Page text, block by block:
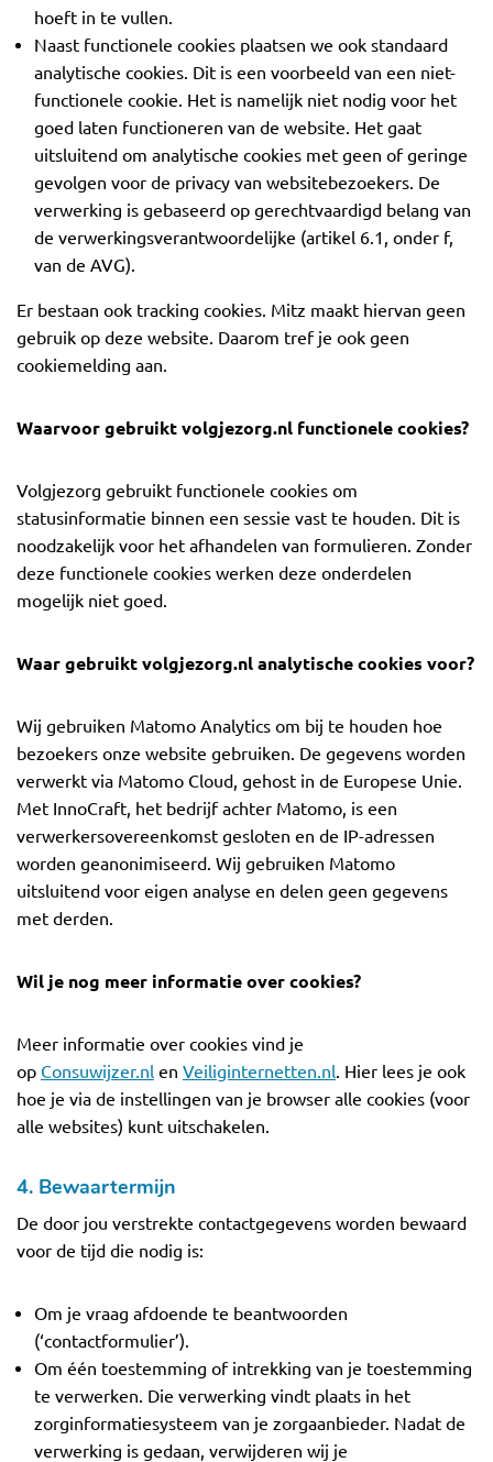
hoeft in te vullen.
Naast functionele cookies plaatsen we ook standaard
analytische cookies. Dit is een voorbeeld van een niet-
functionele cookie. Het is namelijk niet nodig voor het
goed laten functioneren van de website. Het gaat
uitsluitend om analytische cookies met geen of geringe
gevolgen voor de privacy van websitebezoekers. De
verwerking is gebaseerd op gerechtvaardigd belang van
de verwerkingsverantwoordelijke (artikel 6.1, onder f,
van de AVG).
Er bestaan ook tracking cookies. Mitz maakt hiervan geen
gebruik op deze website. Daarom tref je ook geen
cookiemelding aan.
Waarvoor gebruikt volgjezorg.nl functionele cookies?
Volgjezorg gebruikt functionele cookies om
statusinformatie binnen een sessie vast te houden. Dit is
noodzakelijk voor het afhandelen van formulieren. Zonder
deze functionele cookies werken deze onderdelen
mogelijk niet goed.
Waar gebruikt volgjezorg.nl analytische cookies voor?
Wij gebruiken Matomo Analytics om bij te houden hoe
bezoekers onze website gebruiken. De gegevens worden
verwerkt via Matomo Cloud, gehost in de Europese Unie.
Met InnoCraft, het bedrijf achter Matomo, is een
verwerkersovereenkomst gesloten en de IP-adressen
worden geanonimiseerd. Wij gebruiken Matomo
uitsluitend voor eigen analyse en delen geen gegevens
met derden.
Wil je nog meer informatie over cookies?
Meer informatie over cookies vind je
op Consuwijzer.nl en Veiliginternetten.nl. Hier lees je ook
hoe je via de instellingen van je browser alle cookies (voor
alle websites) kunt uitschakelen.
4. Bewaartermijn
De door jou verstrekte contactgegevens worden bewaard
voor de tijd die nodig is:
Om je vraag afdoende te beantwoorden
(‘contactformulier’).
Om één toestemming of intrekking van je toestemming
te verwerken. Die verwerking vindt plaats in het
zorginformatiesysteem van je zorgaanbieder. Nadat de
verwerking is gedaan, verwijderen wij je